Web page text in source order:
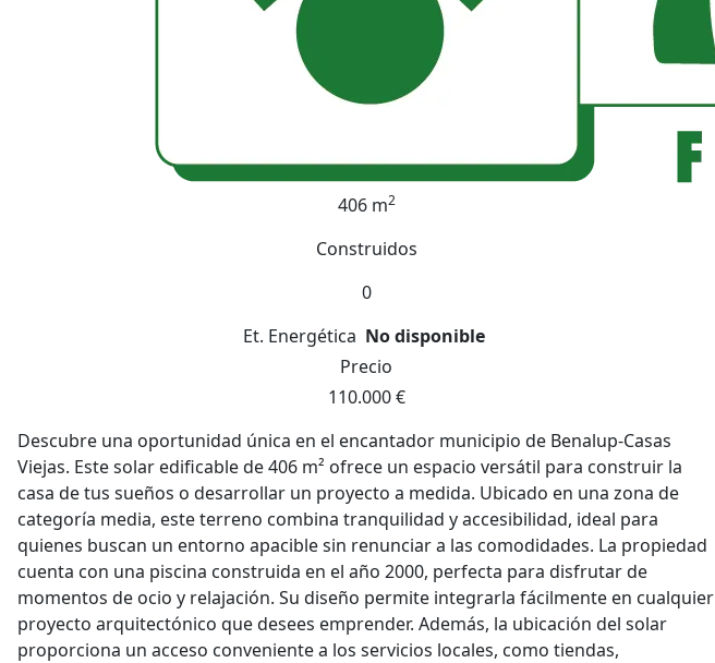
406 m2
Construidos
0
Et. Energética No disponible
Precio
110.000 €
Descubre una oportunidad única en el encantador municipio de Benalup-Casas
Viejas. Este solar edificable de 406 m² ofrece un espacio versátil para construir la
casa de tus sueños o desarrollar un proyecto a medida. Ubicado en una zona de
categoría media, este terreno combina tranquilidad y accesibilidad, ideal para
quienes buscan un entorno apacible sin renunciar a las comodidades. La propiedad
cuenta con una piscina construida en el año 2000, perfecta para disfrutar de
momentos de ocio y relajación. Su diseño permite integrarla fácilmente en cualquier
proyecto arquitectónico que desees emprender. Además, la ubicación del solar
proporciona un acceso conveniente a los servicios locales, como tiendas,